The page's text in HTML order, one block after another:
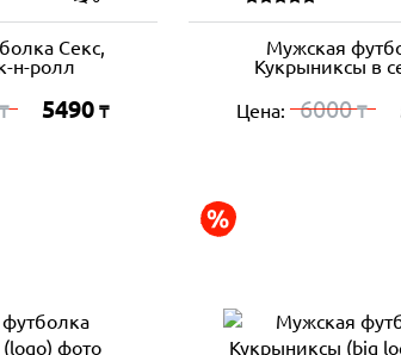
Секс,
н-ролл
5490 ₸
Мужская
Кукрыниксы в
Цена: 6000₸